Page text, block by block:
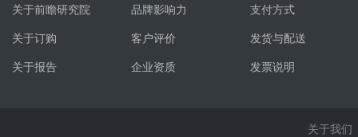
关于前瞻研究院
关于订购
关于报告
品牌影响力
客户评价
企业资质
支付方式
发货与配送
发票说明
关于我们